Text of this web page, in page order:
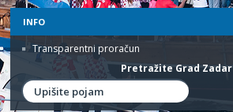
INFO
Transparentni proračun
Pretražite Grad Zadar